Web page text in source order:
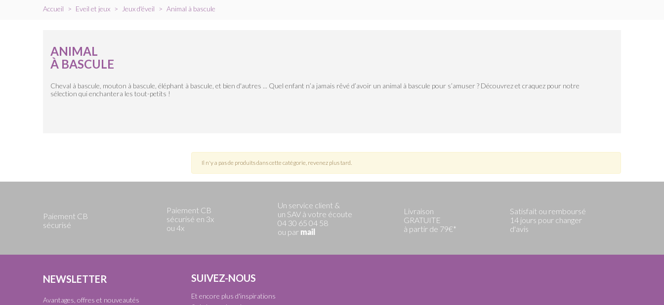
Accueil > Eveil et jeux > Jeux d'éveil > Animal à bascule
ANIMAL
À BASCULE
Cheval à bascule, mouton à bascule, éléphant à bascule, et bien d'autres ... Quel enfant n’a jamais rêvé d’avoir un animal à bascule pour s’amuser ? Découvrez et craquez pour notre
sélection qui enchantera les tout-petits !
Il n'y a pas de produits dans cette catégorie, revenez plus tard.
Paiement CB
sécurisé
Paiement CB
sécurisé en 3x
ou 4x
Un service client &
un SAV à votre écoute
04 30 65 04 58
ou par mail
Livraison
GRATUITE
à partir de 79€*
Satisfait ou remboursé
14 jours pour changer
d'avis
NEWSLETTER
Avantages, offres et nouveautés
SUIVEZ-NOUS
Et encore plus d'inspirations